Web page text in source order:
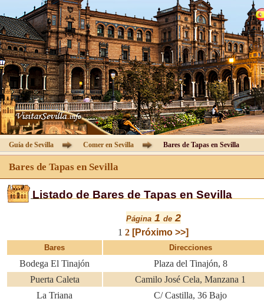
Catedral de Sevilla
Visitas Guiadas
Informaciï¿½n
Entradas
Guï¿½a de Sevilla
Hoteles
Agencias
Contacto
Guía de Sevilla Comer en Sevilla Bares de Tapas en Sevilla
Bares de Tapas en Sevilla
Listado de Bares de Tapas en Sevilla
Página 1 de 2
1 2 [Próximo >>]
Bares Direcciones
Bodega El Tinajón
Plaza del Tinajón, 8
Puerta Caleta
Camilo José Cela, Manzana 1
La Triana
C/ Castilla, 36 Bajo